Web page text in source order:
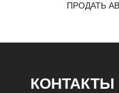
ПРОДАТЬ
КОНТАКТЫ